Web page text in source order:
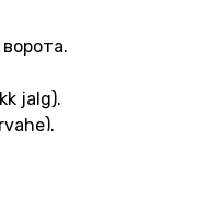
jalg).